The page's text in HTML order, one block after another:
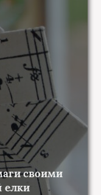
своими
елки